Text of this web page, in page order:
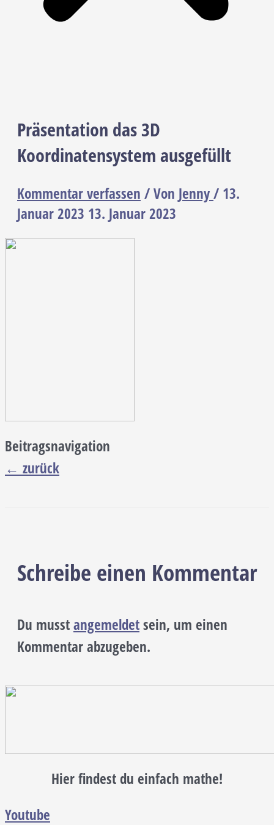
Präsentation das 3D
Koordinatensystem ausgefüllt
Kommentar verfassen / Von Jenny/ 13.
Januar 2023 13. Januar 2023
Beitragsnavigation
← zurück
Schreibe einen Kommentar
Du musstangemeldetsein, um einen
Kommentar abzugeben.
Hier findest du einfach mathe!
Youtube